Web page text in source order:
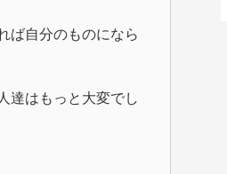
ば自分のものになら
達はもっと大変でし